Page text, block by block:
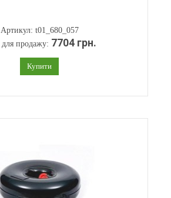
Артикул: t01_680_057
для продажу: 7704 грн.
Купити